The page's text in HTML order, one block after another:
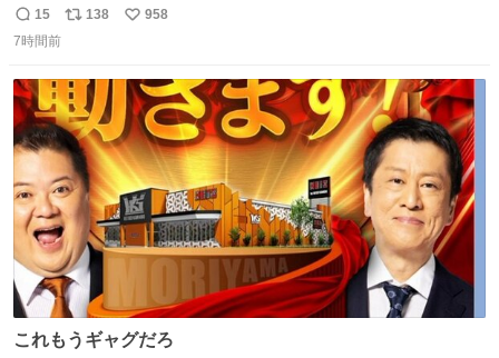
食にもなります。生うどんは消費期限が短く、冷凍うどん
は長持ちする代わりに停電に弱いので、乾麺タイプのうど
ファ化米や缶詰など、色々な非常食がありますが、うどん
もいかがでしょうか？
返
信
15
リ
ト
数
138
い
数
958
7時間前
これもうギャグだろ